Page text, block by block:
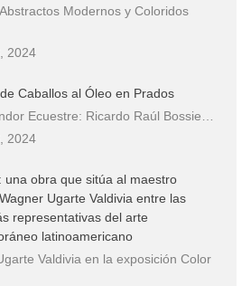
Modernos y Coloridos
2024
Caballos al Óleo en Prados
Ecuestre: Ricardo Raúl Bossie…
2024
una obra que sitúa al maestro
Ugarte Valdivia entre las
representativas del arte
latinoamericano
Valdivia en la exposición Color